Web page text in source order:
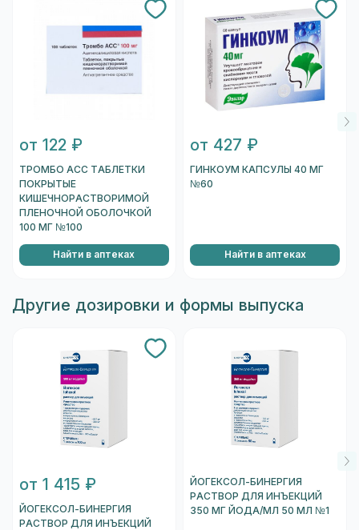
от 122 ₽
ТРОМБО АСС ТАБЛЕТКИ
ПОКРЫТЫЕ
КИШЕЧНОРАСТВОРИМОЙ
ПЛЕНОЧНОЙ ОБОЛОЧКОЙ
100 МГ №100
Найти в аптеках
от 427 ₽
ГИНКОУМ КАПСУЛЫ 40 МГ
№60
Найти в аптеках
Другие дозировки и формы выпуска
от 1 415 ₽
ЙОГЕКСОЛ-БИНЕРГИЯ
РАСТВОР ДЛЯ ИНЪЕКЦИЙ
ЙОГЕКСОЛ-БИНЕРГИЯ
РАСТВОР ДЛЯ ИНЪЕКЦИЙ
350 МГ ЙОДА/МЛ 50 МЛ №1